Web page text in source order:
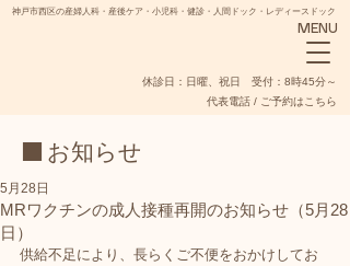
NADESHIKO
​休診日：日曜、祝日 受付：8時45分～
代表電話 / ご予約はこちら
MENU
神戸市西区の産婦人科・産後ケア・小児科・健診・人間ドック・レディースドック
■ お知らせ
MRワクチンの成人接種再開のお知らせ（5月28
日）
5月28日
供給不足により、長らくご不便をおかけしてお